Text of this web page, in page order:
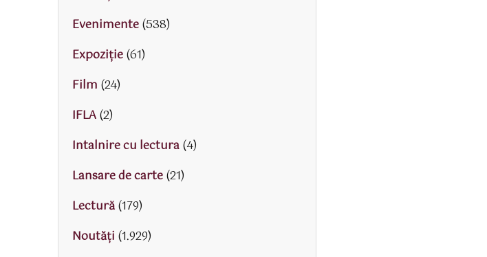
Evenimente(538)
Expoziție(61)
Film (24)
IFLA(2)
Intalnire cu lectura(4)
Lansare de carte(21)
Lectură(179)
Noutăți (1.929)